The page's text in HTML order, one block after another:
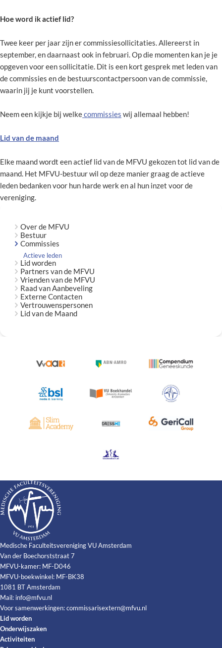
Hoe word ik actief lid?
Twee keer per jaar zijn er commissiesollicitaties. Allereerst in
september, en daarnaast ook in februari. Op die momenten kan je je
opgeven voor een sollicitatie. Dit is een kort gesprek met leden van
de commissies en de bestuurscontactpersoon van de commissie,
waarin jij je kunt voorstellen.
Neem een kijkje bij welkecommissies wij allemaal hebben!
Lid van de maand
Elke maand wordt een actief lid van de MFVU gekozen tot lid van de
maand. Het MFVU-bestuur wil op deze manier graag de actieve
leden bedanken voor hun harde werk en al hun inzet voor de
vereniging.
Over de MFVU
Bestuur
Commissies
Actieve leden
Lid worden
Partners van de MFVU
Vrienden van de MFVU
Raad van Aanbeveling
Externe Contacten
Vertrouwenspersonen
Lid van de Maand
Medische Faculteitsvereniging VU Amsterdam
Van der Boechorststraat 7
MFVU-kamer: MF-D046
MFVU-boekwinkel: MF-BK38
1081 BT Amsterdam
Mail: info@mfvu.nl
Voor samenwerkingen:commissarisextern@mfvu.nl
Lid worden
Onderwijszaken
Activiteiten